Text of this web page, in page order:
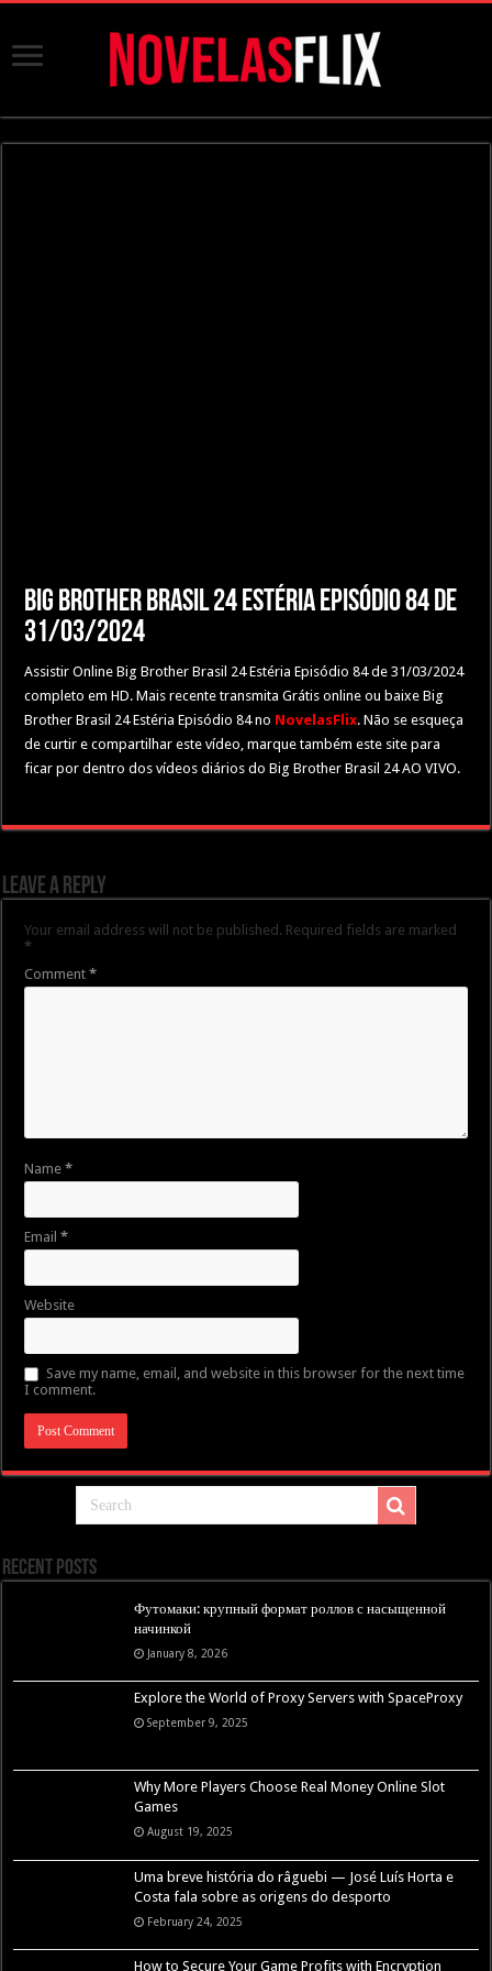
Big Brother Brasil 24 Estéria Episódio 84 de
31/03/2024
Assistir Online Big Brother Brasil 24 Estéria Episódio 84 de 31/03/2024
completo em HD. Mais recente transmita Grátis online ou baixe Big
Brother Brasil 24 Estéria Episódio 84 no NovelasFlix. Não se esqueça
de curtir e compartilhar este vídeo, marque também este site para
ficar por dentro dos vídeos diários do Big Brother Brasil 24 AO VIVO.
Leave a Reply
Your email address will not be published. Required fields are marked
*
Comment*
Name*
Email*
Website
Save my name, email, and website in this browser for the next time
I comment.
Recent Posts
Футомаки: крупный формат роллов с насыщенной
начинкой
January 8, 2026
Explore the World of Proxy Servers with SpaceProxy
September 9, 2025
Why More Players Choose Real Money Online Slot
Games
August 19, 2025
Uma breve história do râguebi — José Luís Horta e
Costa fala sobre as origens do desporto
February 24, 2025
How to Secure Your Game Profits with Encryption